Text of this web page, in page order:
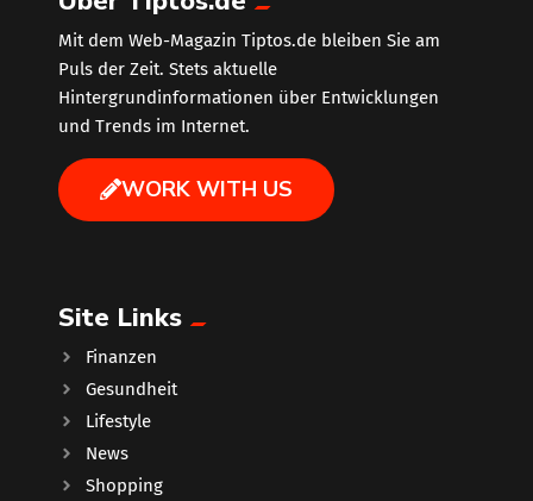
Mit dem Web-Magazin Tiptos.de bleiben Sie am
Puls der Zeit. Stets aktuelle
Hintergrundinformationen über Entwicklungen
und Trends im Internet.
WORK WITH US
Site Links
Finanzen
Gesundheit
Lifestyle
News
Shopping